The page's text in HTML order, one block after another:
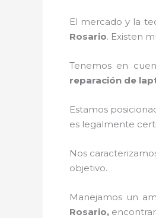
El mercado y la
Rosario. Existen
Tenemos en
reparación de
Estamos
es legalmente
Nos
objetivo.
Manejamos un
Rosario,